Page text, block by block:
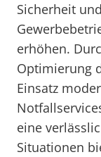
Sicherheit
erhöhen.
Optimierung
Einsatz
eine
Situationen